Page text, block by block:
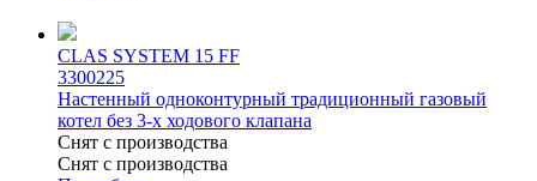
CLAS SYSTEM 15 FF
3300225
Настенный одноконтурный традиционный газовый
котел без 3-х ходового клапана
Снят с производства
Снят с производства